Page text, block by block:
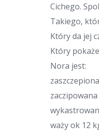
Cichego.
Takiego,
Który da jej
Który
Nora jest:
zaszczepiona
zaczipowana
waży ok 12